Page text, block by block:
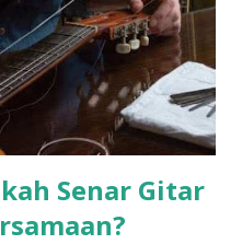
Senar Gitar